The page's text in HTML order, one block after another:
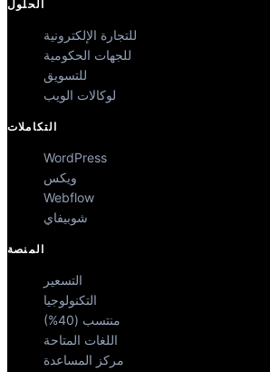
الحلول
للتجارة الإلكترونية
للجهات الحكومية
للتسويق
لوكالات الويب
التكاملات
WordPress
ويكس
Webflow
شوبيفاي
المنصة
التسعير
التكنولوجيا
منتسب (40%)
اللغات المتاحة
مركز المساعدة